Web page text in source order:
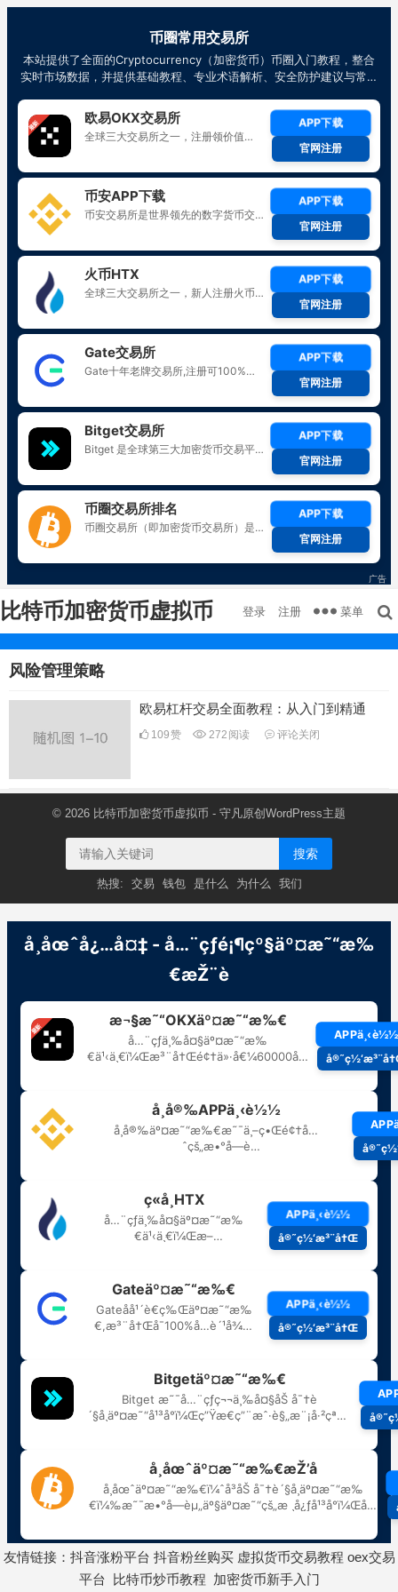
比特币加密货币虚拟币 登录 注册 菜单
风险管理策略
欧易杠杆交易全面教程：从入门到精通
109赞 272 阅读 评论关闭
© 2026 比特币加密货币虚拟币 - 守凡原创 WordPress主题
搜索
热搜: 交易 钱包 是什么 为什么 我们
友情链接： 抖音涨粉平台 抖音粉丝购买 虚拟货币交易教程 oex交易
平台
比特币炒币教程 加密货币新手入门